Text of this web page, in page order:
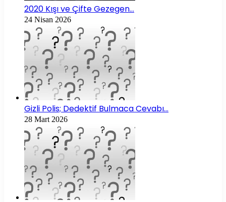
2020 Kışı ve Çifte Gezegen…
24 Nisan 2026
Gizli Polis; Dedektif Bulmaca Cevabı…
28 Mart 2026